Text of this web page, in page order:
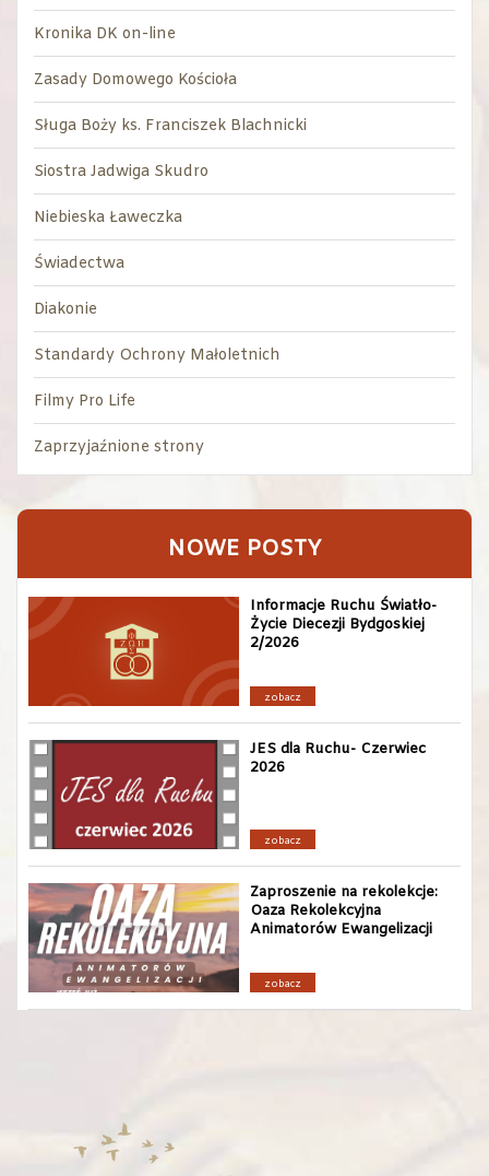
Kronika DK on-line
Zasady Domowego Kościoła
Sługa Boży ks. Franciszek Blachnicki
Siostra Jadwiga Skudro
Niebieska Ławeczka
Świadectwa
Diakonie
Standardy Ochrony Małoletnich
Filmy Pro Life
Zaprzyjaźnione strony
NOWE POSTY
Informacje Ruchu Światło-
Życie Diecezji Bydgoskiej
2/2026
zobacz
JES dla Ruchu- Czerwiec
2026
zobacz
Zaproszenie na rekolekcje:
Oaza Rekolekcyjna
Animatorów Ewangelizacji
zobacz